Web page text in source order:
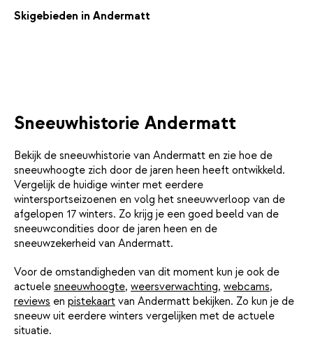
Skigebieden in Andermatt
Sneeuwhistorie Andermatt
Bekijk de sneeuwhistorie van Andermatt en zie hoe de
sneeuwhoogte zich door de jaren heen heeft ontwikkeld.
Vergelijk de huidige winter met eerdere
wintersportseizoenen en volg het sneeuwverloop van de
afgelopen 17 winters. Zo krijg je een goed beeld van de
sneeuwcondities door de jaren heen en de
sneeuwzekerheid van Andermatt.
Voor de omstandigheden van dit moment kun je ook de
actuele sneeuwhoogte, weersverwachting, webcams,
reviews en pistekaart van Andermatt bekijken. Zo kun je de
sneeuw uit eerdere winters vergelijken met de actuele
situatie.